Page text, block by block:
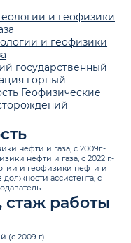
и геофизики
и геофизики
государственный
горный
Геофизические
нефти и газа, с 2009г.-
нефти и газа, с 2022 г.-
и геофизики нефти и
должности ассистента, с
работы
(с 2009 г).